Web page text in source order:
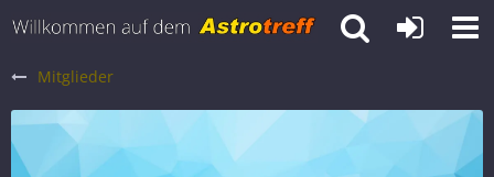
Mitglieder